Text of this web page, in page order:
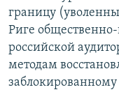
границу
Риге
российской
методам
заблокированному